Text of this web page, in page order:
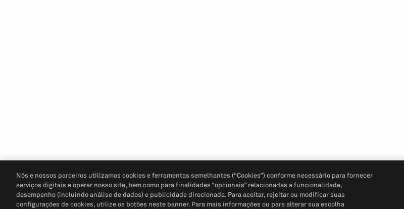
Nós e nossos parceiros utilizamos cookies e ferramentas semelhantes (“Cookies”) conforme necessário para fornecer
serviços digitais e operar nosso site, bem como para finalidades “opcionais” relacionadas a funcionalidade,
desempenho (incluindo análise de dados) e publicidade direcionada. Para aceitar, rejeitar ou modificar suas
configurações de cookies, utilize os botões neste banner. Para mais informações ou para alterar sua escolha